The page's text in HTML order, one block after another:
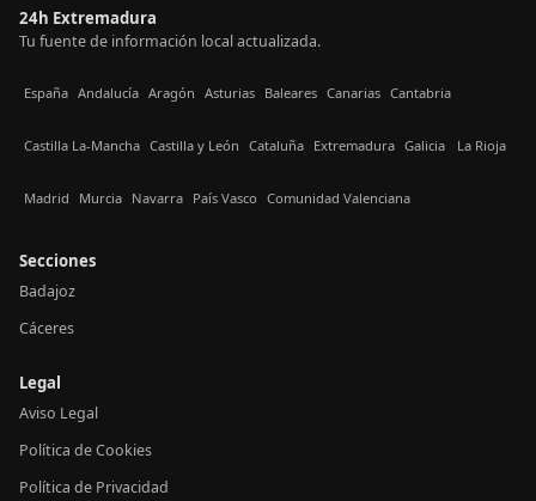
24h Extremadura
Tu fuente de información local actualizada.
España Andalucía Aragón Asturias Baleares Canarias Cantabria
Castilla La-Mancha Castilla y León Cataluña Extremadura Galicia La Rioja
Madrid Murcia Navarra País Vasco Comunidad Valenciana
Secciones
Badajoz
Cáceres
Legal
Aviso Legal
Política de Cookies
Política de Privacidad